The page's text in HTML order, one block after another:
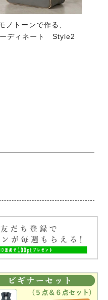
ノトーンで作る、
ディネート Style2